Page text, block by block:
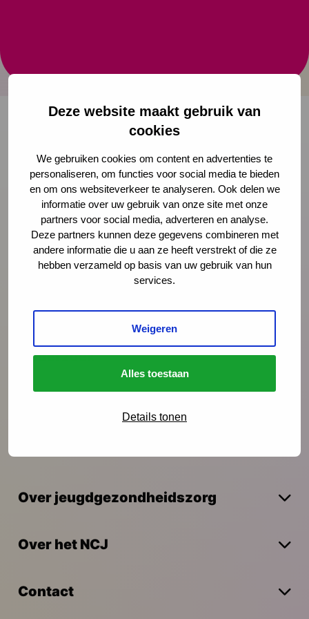
Deze website maakt gebruik van
cookies
We gebruiken cookies om content en advertenties te
personaliseren, om functies voor social media te bieden
en om ons websiteverkeer te analyseren. Ook delen we
informatie over uw gebruik van onze site met onze
partners voor social media, adverteren en analyse.
Deze partners kunnen deze gegevens combineren met
andere informatie die u aan ze heeft verstrekt of die ze
hebben verzameld op basis van uw gebruik van hun
services.
Weigeren
Alles toestaan
Details tonen
medewerkers.
Onze nieuwsbrief ontvangen?
Schrijf je in
Preventie
Interventies
Onderzoek
Over jeugdgezondheidszorg
Over het NCJ
Contact